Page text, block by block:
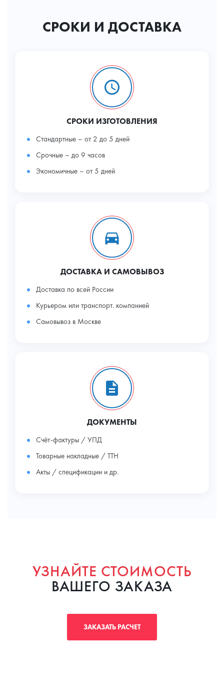
СРОКИ И ДОСТАВКА
СРОКИ ИЗГОТОВЛЕНИЯ
Стандартные – от 2 до 5 дней
Срочные – до 9 часов
Экономичные – от 5 дней
ДОСТАВКА И САМОВЫВОЗ
Доставка по всей России
Курьером или транспорт. компанией
Самовывоз в Москве
ДОКУМЕНТЫ
Счёт-фактуры / УПД
Товарные накладные / ТТН
Акты / спецификации и др.
УЗНАЙТЕ СТОИМОСТЬ
ВАШЕГО ЗАКАЗА
ЗАКАЗАТЬ РАСЧЕТ